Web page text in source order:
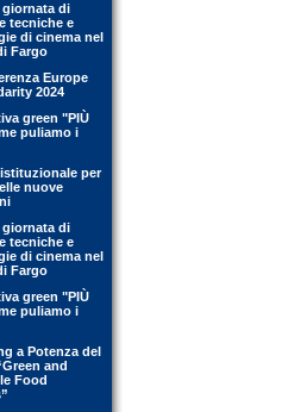
giornata di
tecniche e
di cinema nel
Fargo
Europe
2024
green "PIÙ
puliamo i
per
nuove
giornata di
tecniche e
di cinema nel
Fargo
green "PIÙ
puliamo i
a Potenza del
and
Food